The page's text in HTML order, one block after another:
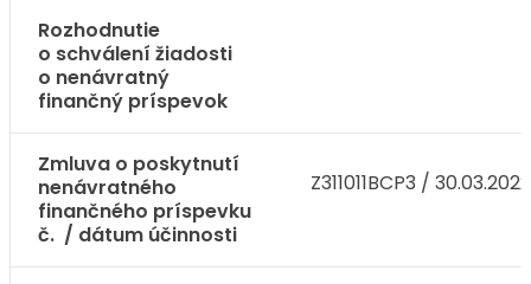
Rozhodnutie
o schválení žiadosti
o nenávratný
finančný príspevok
Zmluva o poskytnutí
nenávratného
finančného príspevku
č. / dátum účinnosti
Z311011BCP3 / 30.03.2022